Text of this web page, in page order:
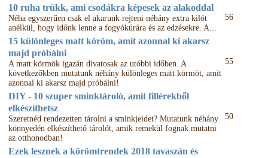
10 ruha trükk, ami csodákra képesek az alakoddal
Néha egyszerűen csak el akarunk rejteni néhány extra kilót
anélkül, hogy időnk lenne a fogyókúrára és az edzésekre. A...
56
15 különleges matt köröm, amit azonnal ki akarsz
majd próbálni
A matt körmök igazán divatosak az utóbbi időben. A
következőkben mutatunk néhány különleges matt körmöt, amit
azonnal ki akarsz majd próbálni!
55
DIY - 10 szuper sminktároló, amit fillérekből
elkészíthetsz
Szeretnéd rendezetten tárolni a sminkjeidet? Mutatunk néhány
könnyedén elkészíthető tárolót, amik remekül fognak mutatni
az otthonodban!
50
Ezek lesznek a körömtrendek 2018 tavaszán és